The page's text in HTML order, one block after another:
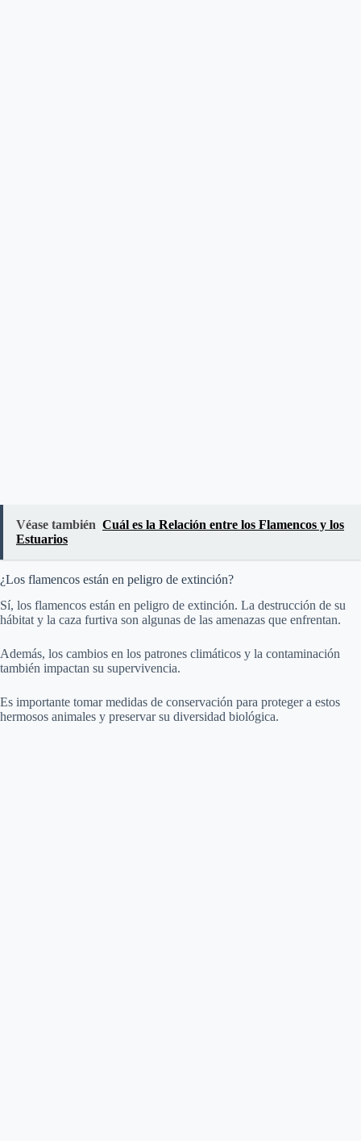
Véase también Cuál es la Relación entre los Flamencos y los
Estuarios
¿Los flamencos están en peligro de extinción?
Sí, los flamencos están en peligro de extinción. La destrucción de su
hábitat y la caza furtiva son algunas de las amenazas que enfrentan.
Además, los cambios en los patrones climáticos y la contaminación
también impactan su supervivencia.
Es importante tomar medidas de conservación para proteger a estos
hermosos animales y preservar su diversidad biológica.